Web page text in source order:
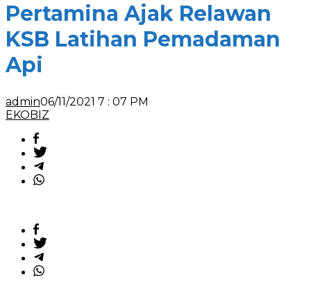
Pertamina Ajak Relawan
KSB Latihan Pemadaman
Api
admin06/11/2021 7 : 07 PM
EKOBIZ